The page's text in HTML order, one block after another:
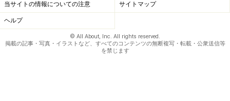
当サイトの情報についての注意 サイトマップ
ヘルプ
© All About, Inc. All rights reserved.
掲載の記事・写真・イラストなど、すべてのコンテンツの無断複写・転載・公衆送信等
を禁じます